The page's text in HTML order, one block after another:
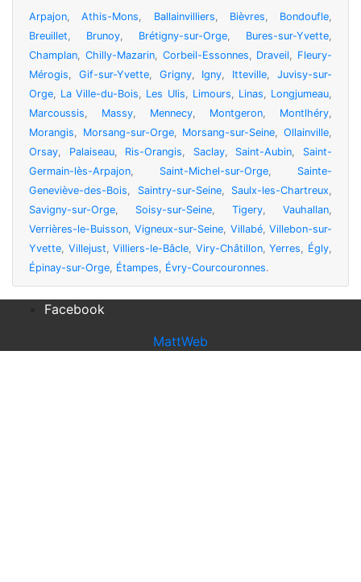
Arpajon,Athis-Mons, Ballainvilliers, Bièvres, Bondoufle,
Breuillet, Brunoy, Brétigny-sur-Orge, Bures-sur-Yvette,
Champlan, Chilly-Mazarin, Corbeil-Essonnes, Draveil, Fleury-
Mérogis, Gif-sur-Yvette, Grigny, Igny, Itteville,Juvisy-sur-
Orge, La Ville-du-Bois, Les Ulis, Limours, Linas, Longjumeau,
Marcoussis, Massy, Mennecy, Montgeron, Montlhéry,
Morangis, Morsang-sur-Orge, Morsang-sur-Seine,Ollainville,
Orsay, Palaiseau, Ris-Orangis, Saclay, Saint-Aubin, Saint-
Germain-lès-Arpajon, Saint-Michel-sur-Orge, Sainte-
Geneviève-des-Bois, Saintry-sur-Seine, Saulx-les-Chartreux,
Savigny-sur-Orge, Soisy-sur-Seine, Tigery, Vauhallan,
Verrières-le-Buisson,Vigneux-sur-Seine, Villabé,Villebon-sur-
Yvette, Villejust,Villiers-le-Bâcle, Viry-Châtillon,Yerres, Égly,
Épinay-sur-Orge, Étampes, Évry-Courcouronnes.
Facebook
MattWeb